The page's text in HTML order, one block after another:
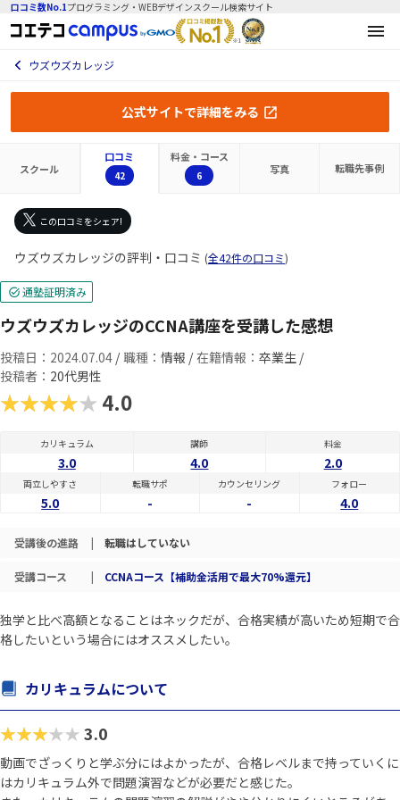
口コミ数No.1プログラミング・WEBデザインスクール検索サイト
ウズウズカレッジ
公式サイトで詳細をみる
スクール
口コミ
42
料金・コース
6 写真 転職先事例
この口コミをシェア!
ウズウズカレッジの評判・口コミ (全42件の口コミ)
通塾証明済み
ウズウズカレッジのCCNA講座を受講した感想
投稿日：2024.07.04 / 職種： 情報 / 在籍情報： 卒業生 /
投稿者： 20代男性
★★★★★4.0
カリキュラム
3.0
講師
4.0
料金
2.0
両立しやすさ
5.0
転職サポ
-
カウンセリング
-
フォロー
4.0
受講後の進路 | 転職はしていない
受講コース | CCNAコース【補助金活用で最大70%還元】
独学と比べ高額となることはネックだが、合格実績が高いため短期で合
格したいという場合にはオススメしたい。
カリキュラムについて
★★★★★3.0
動画でざっくりと学ぶ分にはよかったが、合格レベルまで持っていくに
はカリキュラム外で問題演習などが必要だと感じた。